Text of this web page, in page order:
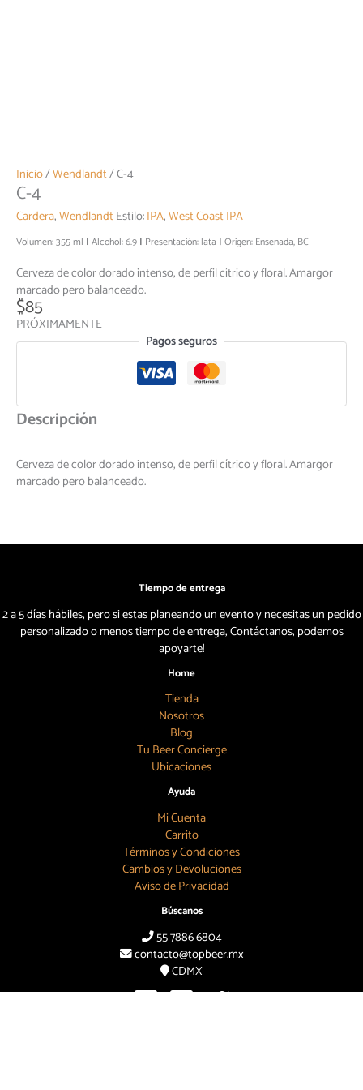
Inicio/Wendlandt/ C-4
C-4
Cardera,WendlandtEstilo:IPA,West Coast IPA
Volumen: 355 ml Alcohol: 6.9 Presentación: lata Origen: Ensenada, BC
Cerveza de color dorado intenso, de perfil cítrico y floral. Amargor
marcado pero balanceado.
$85
PRÓXIMAMENTE
Pagos seguros
Descripción
Cerveza de color dorado intenso, de perfil cítrico y floral. Amargor
marcado pero balanceado.
Tiempo de entrega
2 a 5 días hábiles, pero si estas planeando un evento y necesitas un pedido
personalizado o menos tiempo de entrega, Contáctanos, podemos
apoyarte!
Home
Tienda
Nosotros
Blog
Tu Beer Concierge
Ubicaciones
Ayuda
Mi Cuenta
Carrito
Términos y Condiciones
Cambios y Devoluciones
Aviso de Privacidad
Búscanos
55 7886 6804
contacto@topbeer.mx
CDMX